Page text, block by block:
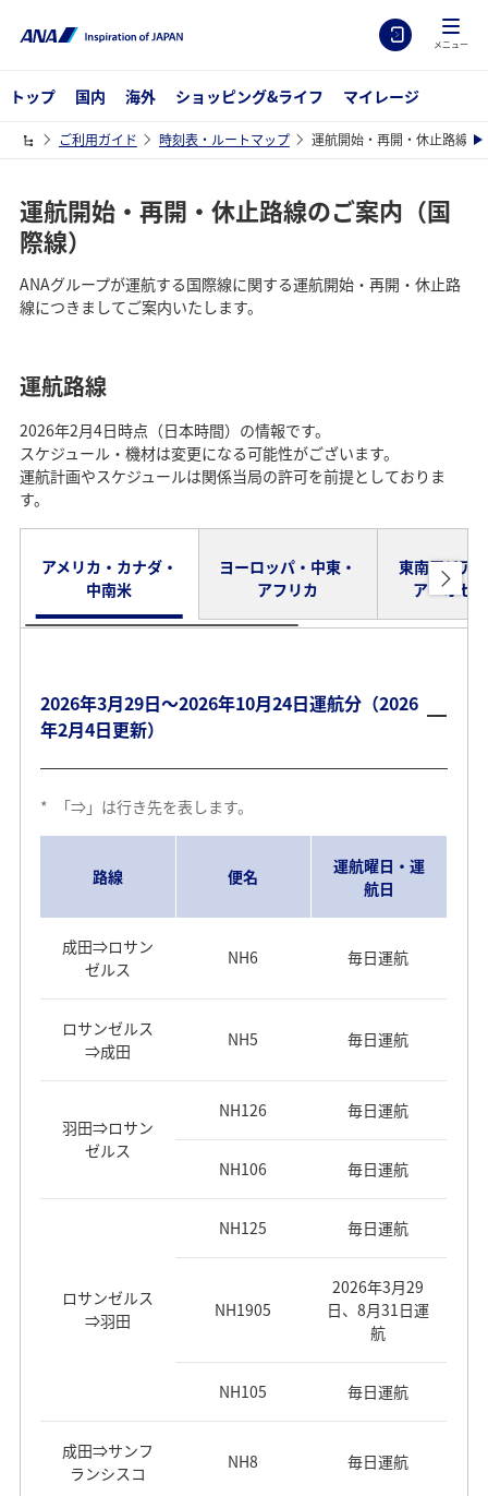
メニュー
トップ 国内 海外 ショッピング&ライフ マイレージ
ご利用ガイド 時刻表・ルートマップ 運航開始・再開・休止路線の
運航開始・再開・休止路線のご案内（国
際線）
ANAグループが運航する国際線に関する運航開始・再開・休止路
線につきましてご案内いたします。
運航路線
2026年2月4日時点（日本時間）の情報です。
スケジュール・機材は変更になる可能性がございます。
運航計画やスケジュールは関係当局の許可を前提としておりま
す。
アメリカ・カナダ・
中南米
ヨーロッパ・中東・
アフリカ
東南アジア
ア・オセ
2026年3月29日～2026年10月24日運航分（2026
年2月4日更新）
* 「⇒」は行き先を表します。
路線 便名
運航曜日・運
航日
成田⇒ロサン
ゼルス
NH6 毎日運航
ロサンゼルス
⇒成田
NH5 毎日運航
羽田⇒ロサン
ゼルス
NH126 毎日運航
NH106 毎日運航
ロサンゼルス
⇒羽田
NH125 毎日運航
NH1905
2026年3月29
日、8月31日運
航
NH105 毎日運航
成田⇒サンフ
ランシスコ
NH8 毎日運航